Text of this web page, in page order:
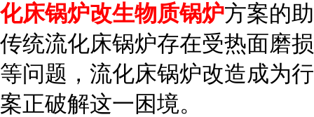
化床锅炉改生物质锅炉方案的
传统流化床锅炉存在受热面磨
等问题，流化床锅炉改造成为
案正破解这一困境。